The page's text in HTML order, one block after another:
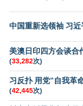
中国重新选领袖 习
美澳日印四方会谈合
(33,282次)
习反扑 用党“自我革
(42,445次)